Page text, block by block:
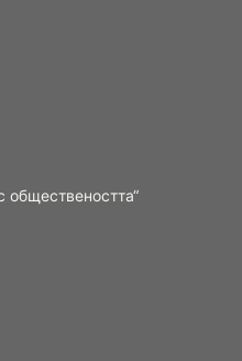
обществеността“